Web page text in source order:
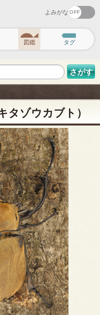
よみがな
図鑑 タグ
さがす
タゾウカブト）